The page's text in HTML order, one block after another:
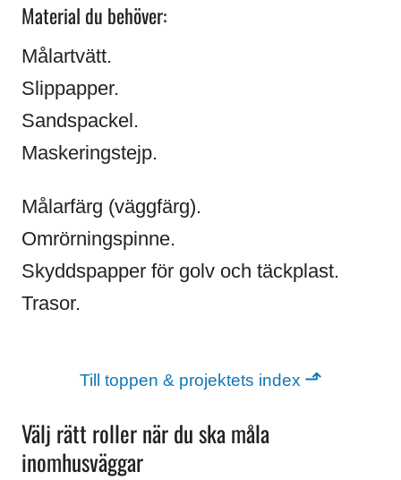
Material du behöver:
Målartvätt.
Slippapper.
Sandspackel.
Maskeringstejp.
Målarfärg (väggfärg).
Omrörningspinne.
Skyddspapper för golv och täckplast.
Trasor.
Till toppen & projektets index ⬏
Välj rätt roller när du ska måla
inomhusväggar